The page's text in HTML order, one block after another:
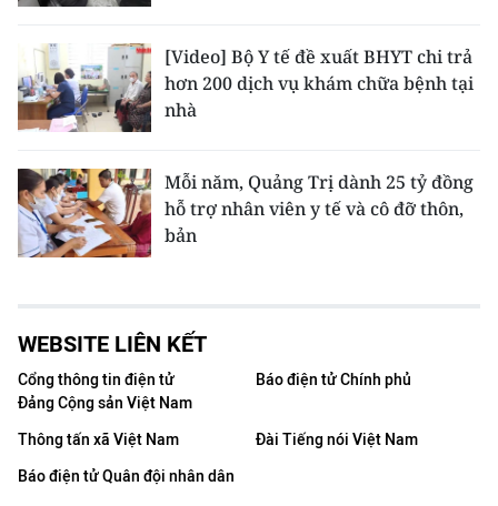
[Video] Bộ Y tế đề xuất BHYT chi trả
hơn 200 dịch vụ khám chữa bệnh tại
nhà
Mỗi năm, Quảng Trị dành 25 tỷ đồng
hỗ trợ nhân viên y tế và cô đỡ thôn,
bản
WEBSITE LIÊN KẾT
Cổng thông tin điện tử
Đảng Cộng sản Việt Nam
Báo điện tử Chính phủ
Thông tấn xã Việt Nam
Đài Tiếng nói Việt Nam
Báo điện tử Quân đội nhân dân